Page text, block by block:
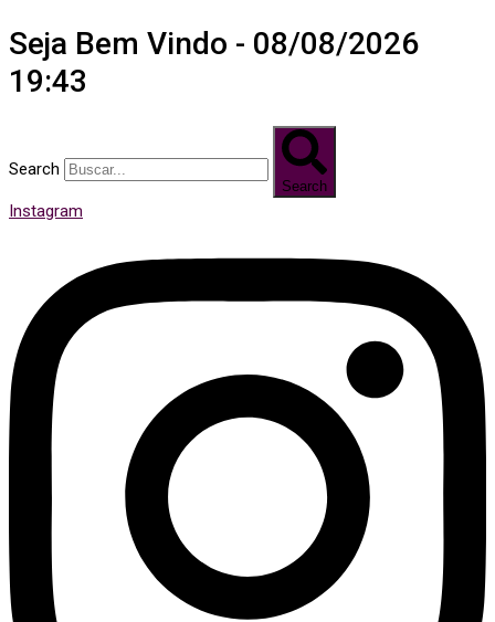
Seja Bem Vindo - 08/08/2026
19:43
Search
Search
Instagram